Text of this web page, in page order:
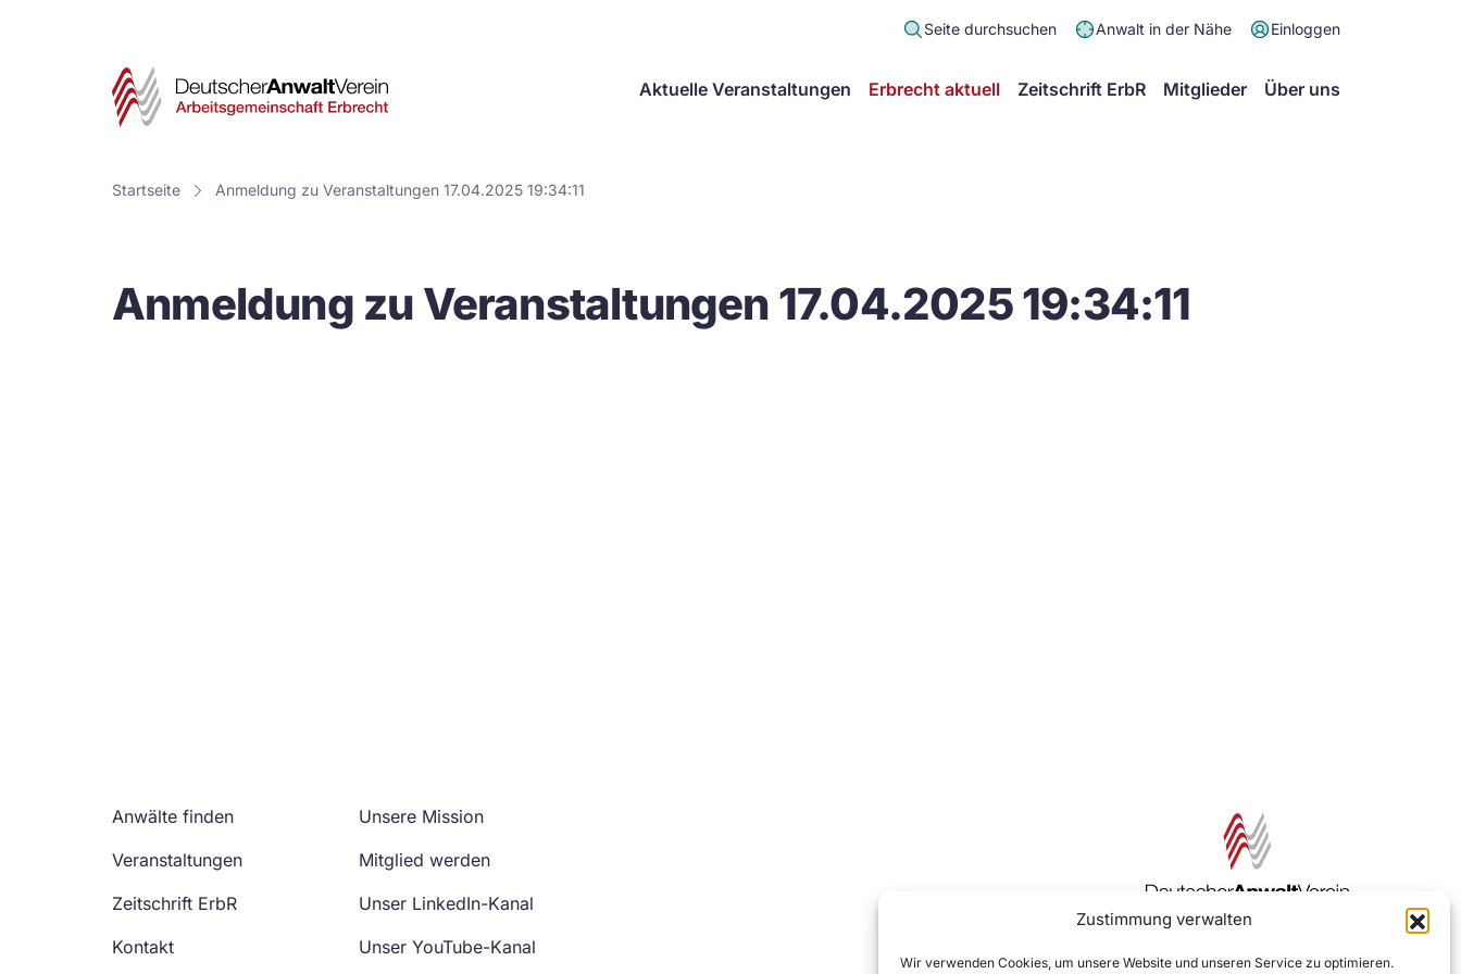
Zustimmung verwalten
Wir verwenden Cookies, um unsere Website und unseren Service zu optimieren.
Seite durchsuchen Anwalt in der Nähe Einloggen
Deutscher
Verein
Arbeitsgemeinschaft
Aktuelle Veranstaltungen Erbrecht aktuell Zeitschrift ErbR Mitglieder Über uns
Startseite Anmeldung zu Veranstaltungen 17.04.2025 19:34:11
Anmeldung zu Veranstaltungen 17.04.2025 19:34:11
Anwälte finden
Veranstaltungen
Zeitschrift ErbR
Kontakt
Unsere Mission
Mitglied werden
Unser LinkedIn-Kanal
Unser YouTube-Kanal
Zur DAV Webseite